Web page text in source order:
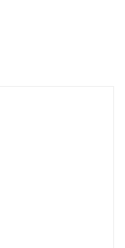
kinderen
vanaf